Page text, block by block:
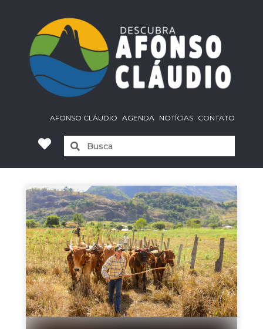
AFONSO CLÁUDIO AGENDA NOTÍCIAS CONTATO